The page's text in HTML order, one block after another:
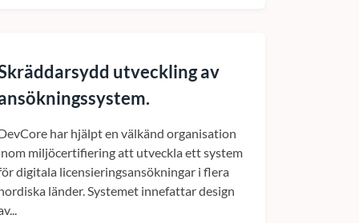
utveckling av
har hjälpt en välkänd organisation
miljöcertifiering att utveckla ett system
digitala licensieringsansökningar i flera
länder. Systemet innefattar design